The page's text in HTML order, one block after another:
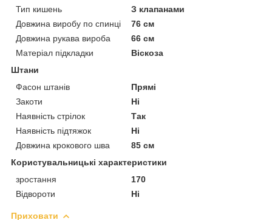
Тип кишень
З клапанами
Довжина виробу по спинці
76 см
Довжина рукава вироба
66 см
Матеріал підкладки
Віскоза
Штани
Фасон штанів
Прямі
Закоти
Ні
Наявність стрілок
Так
Наявність підтяжок
Ні
Довжина крокового шва
85 см
Користувальницькі характеристики
зростання
170
Відвороти
Ні
Приховати